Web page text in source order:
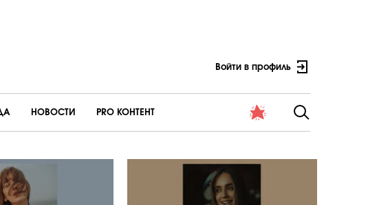
Войти в профиль
НОВОСТИ PRO КОНТЕНТ